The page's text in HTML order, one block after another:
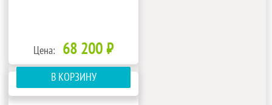
Цена: 68 200 ₽
В КОРЗИНУ